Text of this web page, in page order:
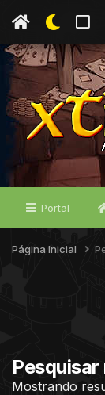
Portal
Página Inicial
Mostrando